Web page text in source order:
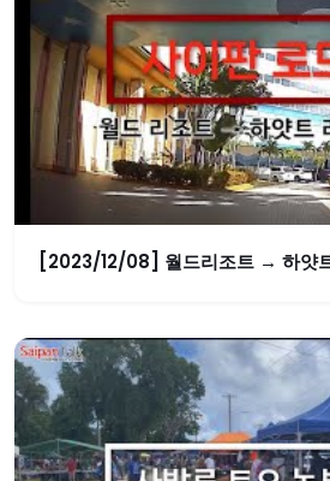
[2023/12/08] 월드리조트 → 하얏